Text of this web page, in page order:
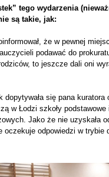
tego wydarzenia
są takie, jak:
że w pewnej
podawać do
to jeszcze dali oni
dopytywała się pana
w Łodzi szkoły
Jako że nie uzyskała
oczekuje odpowiedzi w trybie